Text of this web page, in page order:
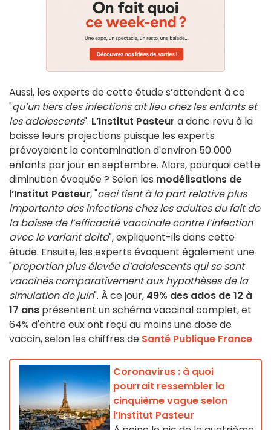
Aussi, les experts de cette étude s’attendent à ce
"qu’un tiers des infections ait lieu chez les enfants et
les adolescents". L’Institut Pasteur a donc revu à la
baisse leurs projections puisque les experts
prévoyaient la contamination d'environ 50 000
enfants par jour en septembre. Alors, pourquoi cette
diminution évoquée ? Selon les modélisations de
l’Institut Pasteur, "ceci tient à la part relative plus
importante des infections chez les adultes du fait de
la baisse de l’efficacité vaccinale contre l’infection
avec le variant delta", expliquent-ils dans cette
étude. Ensuite, les experts évoquent également une
"proportion plus élevée d’adolescents qui se sont
vaccinés comparativement aux hypothèses de la
simulation de juin". À ce jour, 49% des ados de 12 à
17 ans présentent un schéma vaccinal complet, et
64% d'entre eux ont reçu au moins une dose de
vaccin, selon les chiffres de Santé Publique France.
Coronavirus : à quoi
pourrait ressembler la
cinquième vague selon
l’Institut Pasteur